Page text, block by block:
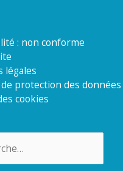
: non conforme
légales
protection des données
cookies